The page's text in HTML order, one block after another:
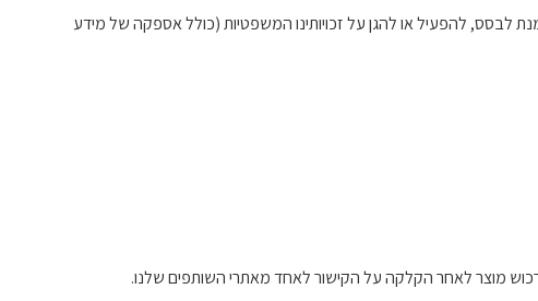
לבסס, להפעיל או להגן על זכויותינו המשפטיות (כולל אספקה של מידע
מוצר לאחר הקלקה על הקישור לאחד מאתרי השותפים שלנו.